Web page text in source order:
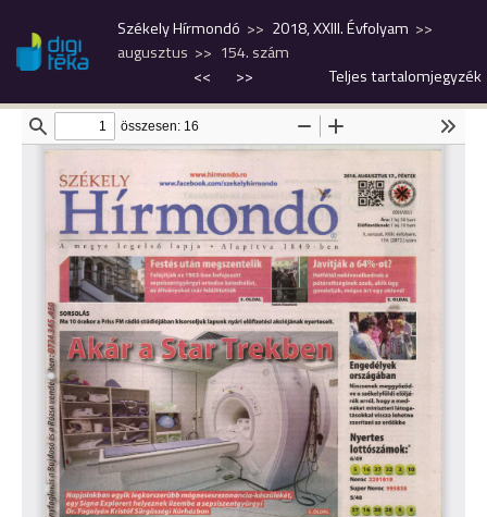
Székely Hírmondó
2018, XXIII. Évfolyam
augusztus
154. szám
<<
>> Teljes tartalomjegyzék